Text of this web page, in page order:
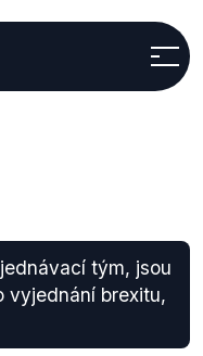
tým, jsou
vyjednání brexitu,